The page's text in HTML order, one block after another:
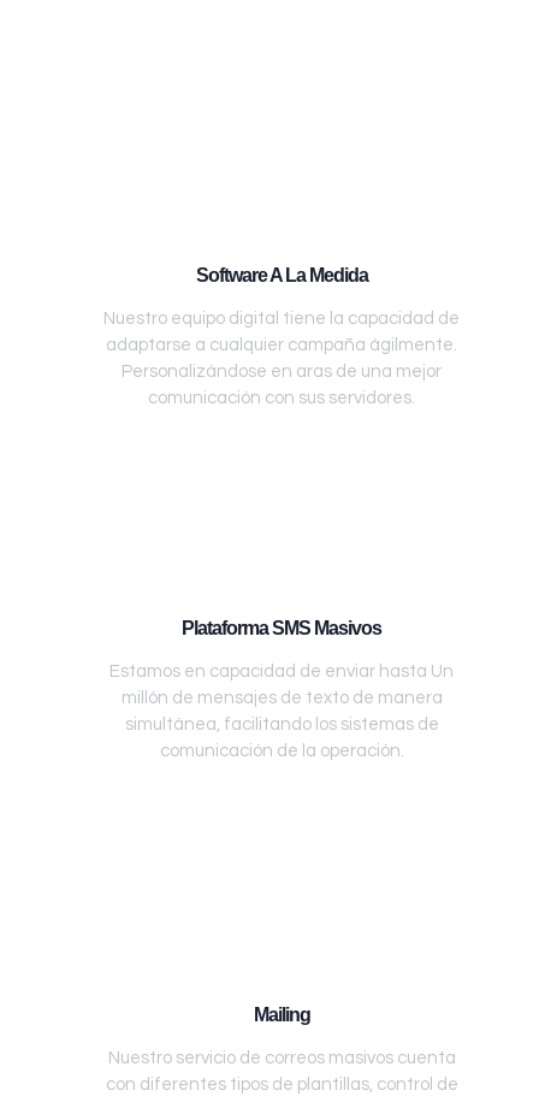
Software A La Medida
Nuestro equipo digital tiene la capacidad de
adaptarse a cualquier campaña ágilmente.
Personalizándose en aras de una mejor
comunicación con sus servidores.
Plataforma SMS Masivos
Estamos en capacidad de enviar hasta Un
millón de mensajes de texto de manera
simultánea, facilitando los sistemas de
comunicación de la operación.
Mailing
Nuestro servicio de correos masivos cuenta
con diferentes tipos de plantillas, control de